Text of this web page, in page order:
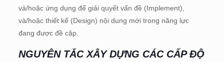
và/hoặc ứng dụng để giải quyết vấn đề (Implement),
và/hoặc thiết kế (Design) nội dung mới trong năng lực
đang được đề cập.
NGUYÊN TẮC XÂY DỰNG CÁC CẤP ĐỘ